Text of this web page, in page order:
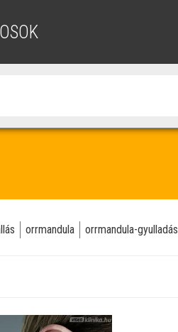
orrmandula orrmandula-gyulladás